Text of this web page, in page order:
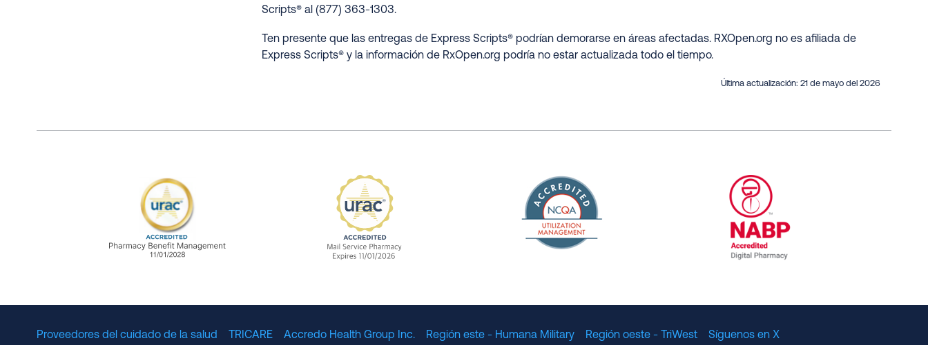
Scripts® al (877) 363-1303.
Ten presente que las entregas de Express Scripts® podrían demorarse en áreas afectadas. RXOpen.org no es afiliada de
Express Scripts® y la información de RxOpen.org podría no estar actualizada todo el tiempo.
Última actualización: 21 de mayo del 2026
Proveedores del cuidado de la salud TRICARE Accredo Health Group Inc. Región este - Humana Military Región oeste - TriWest Síguenos en X